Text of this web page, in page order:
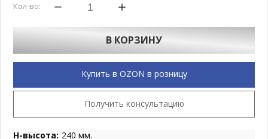
Кол-во:
В КОРЗИНУ
Купить в OZON в розницу
Получить консультацию
H-высота: 240 мм.